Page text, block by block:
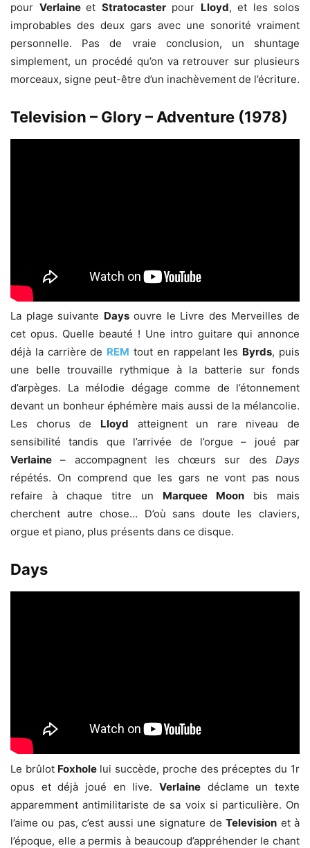
pour Verlaine et Stratocasterpour Lloyd, et les solos
improbables des deux gars avec une sonorité vraiment
personnelle. Pas de vraie conclusion, un shuntage
simplement, un procédé qu’on va retrouver sur plusieurs
morceaux, signe peut-être d’un inachèvement de l’écriture.
Television – Glory – Adventure (1978)
La plage suivante Daysouvre le Livre des Merveilles de
cet opus. Quelle beauté ! Une intro guitare qui annonce
déjà la carrière de REM tout en rappelant les Byrds, puis
une belle trouvaille rythmique à la batterie sur fonds
d’arpèges. La mélodie dégage comme de l’étonnement
devant un bonheur éphémère mais aussi de la mélancolie.
Les chorus de Lloyd atteignent un rare niveau de
sensibilité tandis que l’arrivée de l’orgue – joué par
Verlaine – accompagnent les chœurs sur des Days
répétés. On comprend que les gars ne vont pas nous
refaire à chaque titre un Marquee Moonbis mais
cherchent autre chose… D’où sans doute les claviers,
orgue et piano, plus présents dans ce disque.
Days
Le brûlotFoxholelui succède, proche des préceptes du 1r
opus et déjà joué en live. Verlaine déclame un texte
apparemment antimilitariste de sa voix si particulière. On
l’aime ou pas, c’est aussi une signature deTelevision et à
l’époque, elle a permis à beaucoup d’appréhender le chant